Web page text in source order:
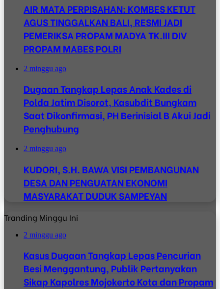
AIR MATA PERPISAHAN: KOMBES KETUT
AGUS TINGGALKAN BALI, RESMI JADI
PEMERIKSA PROPAM MADYA TK.III DIV
PROPAM MABES POLRI
2 minggu ago
Dugaan Tangkap Lepas Anak Kades di
Polda Jatim Disorot, Kasubdit Bungkam
Saat Dikonfirmasi, PH Berinisial B Akui Jadi
Penghubung
2 minggu ago
KUDORI, S.H. BAWA VISI PEMBANGUNAN
DESA DAN PENGUATAN EKONOMI
MASYARAKAT DUDUK SAMPEYAN
Tranding Minggu Ini
2 minggu ago
Kasus Dugaan Tangkap Lepas Pencurian
Besi Menggantung, Publik Pertanyakan
Sikap Kapolres Mojokerto Kota dan Propam